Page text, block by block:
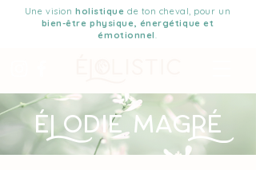
Une vision holistique de ton cheval, pour un
bien-être physique, énergétique et
émotionnel.
Éodie MagÉ